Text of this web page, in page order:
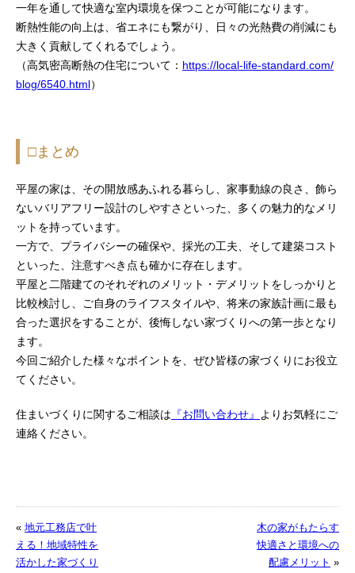
一年を通して快適な室内環境を保つことが可能になります。
断熱性能の向上は、省エネにも繋がり、日々の光熱費の削減にも
大きく貢献してくれるでしょう。
（高気密高断熱の住宅について： https://local-life-standard.com/
blog/6540.html）
□まとめ
平屋の家は、その開放感あふれる暮らし、家事動線の良さ、飾ら
ないバリアフリー設計のしやすさといった、多くの魅力的なメリ
ットを持っています。
一方で、プライバシーの確保や、採光の工夫、そして建築コスト
といった、注意すべき点も確かに存在します。
平屋と二階建てのそれぞれのメリット・デメリットをしっかりと
比較検討し、ご自身のライフスタイルや、将来の家族計画に最も
合った選択をすることが、後悔しない家づくりへの第一歩となり
ます。
今回ご紹介した様々なポイントを、ぜひ皆様の家づくりにお役立
てください。
住まいづくりに関するご相談は 『お問い合わせ』
よりお気軽にご
連絡ください。
« 地元工務店で叶
える！地域特性を
活かした家づくり
木の家がもたらす
快適さと環境への
配慮メリット »